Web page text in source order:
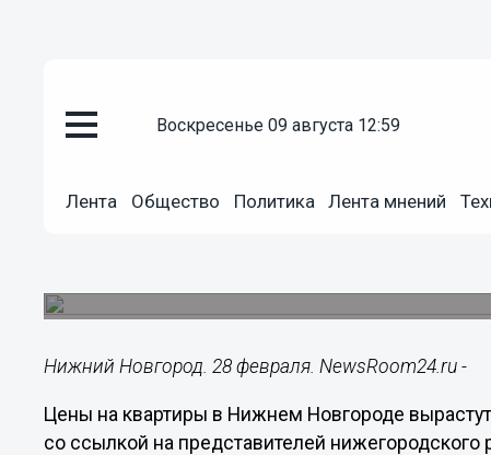
воскресенье 09 августа 12:59
Лента Общество Политика Лента мнений
Рост цен на квартиры
Нижний Новгород. 28 февраля. NewsRoom24.ru -
Цены на квартиры в Нижнем Новгороде
со ссылкой на представителей